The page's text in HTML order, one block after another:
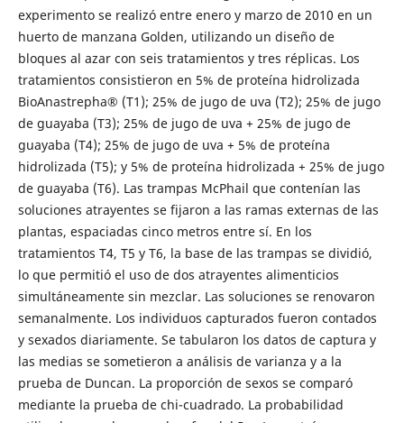
experimento se realizó entre enero y marzo de 2010 en un
huerto de manzana Golden, utilizando un diseño de
bloques al azar con seis tratamientos y tres réplicas. Los
tratamientos consistieron en 5% de proteína hidrolizada
BioAnastrepha® (T1); 25% de jugo de uva (T2); 25% de jugo
de guayaba (T3); 25% de jugo de uva + 25% de jugo de
guayaba (T4); 25% de jugo de uva + 5% de proteína
hidrolizada (T5); y 5% de proteína hidrolizada + 25% de jugo
de guayaba (T6). Las trampas McPhail que contenían las
soluciones atrayentes se fijaron a las ramas externas de las
plantas, espaciadas cinco metros entre sí. En los
tratamientos T4, T5 y T6, la base de las trampas se dividió,
lo que permitió el uso de dos atrayentes alimenticios
simultáneamente sin mezclar. Las soluciones se renovaron
semanalmente. Los individuos capturados fueron contados
y sexados diariamente. Se tabularon los datos de captura y
las medias se sometieron a análisis de varianza y a la
prueba de Duncan. La proporción de sexos se comparó
mediante la prueba de chi-cuadrado. La probabilidad